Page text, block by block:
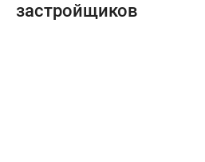
застройщиков